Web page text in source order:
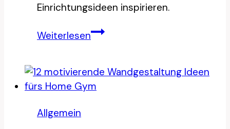
Einrichtungsideen inspirieren.
Weiterlesen10
ganz
ohne
Allgemein